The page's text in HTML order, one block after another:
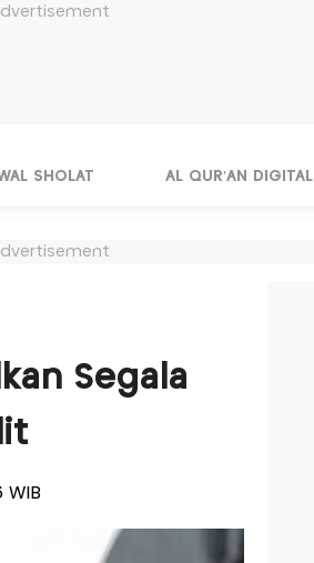
SHOLAT AL QUR'AN DIGITAL
Segala
WIB